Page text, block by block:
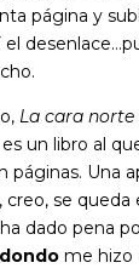
página y
el
La cara
es un libro al
páginas. Una
creo, se
dado pena
me hizo